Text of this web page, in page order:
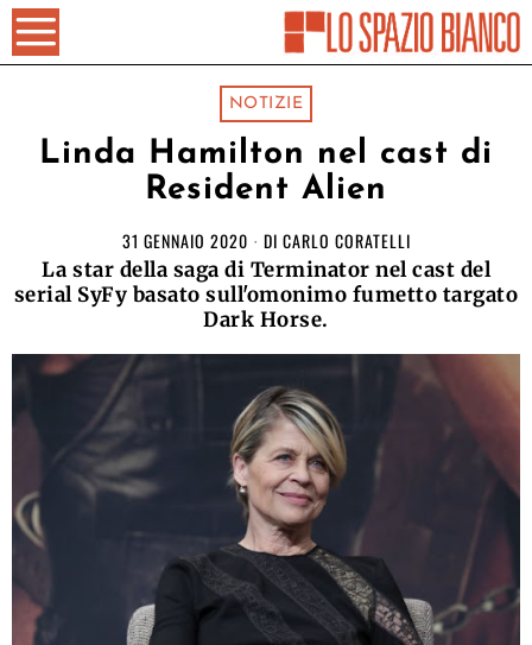
NOTIZIE
Linda Hamilton nel cast di
Resident Alien
31 GENNAIO 2020 DI CARLO CORATELLI
La star della saga di Terminator nel cast del
serial SyFy basato sull'omonimo fumetto targato
Dark Horse.